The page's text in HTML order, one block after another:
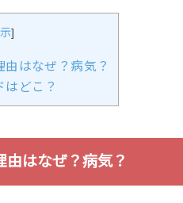
]
はなぜ？病気？
どこ？
由はなぜ？病気？